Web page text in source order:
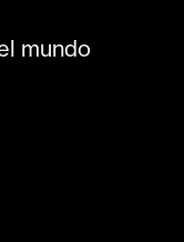
mundo